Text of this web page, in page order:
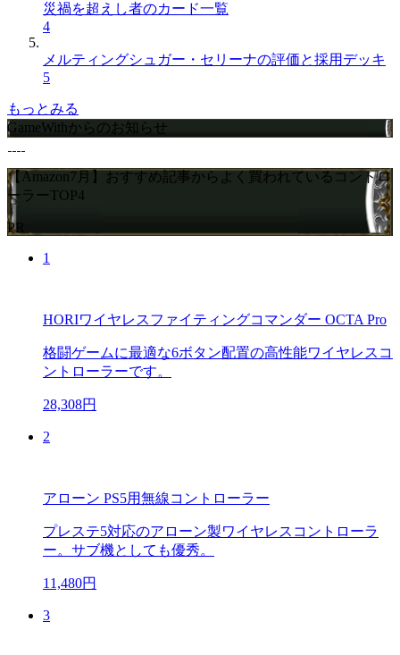
災禍を超えし者のカード一覧
4
メルティングシュガー・セリーナの評価と採用デッキ
5
もっとみる
GameWithからのお知らせ
【Amazon7月】おすすめ記事からよく買われているコントロ
ーラーTOP4
PR
1
HORIワイヤレスファイティングコマンダー OCTA Pro
格闘ゲームに最適な6ボタン配置の高性能ワイヤレスコ
ントローラーです。
28,308円
2
アローン PS5用無線コントローラー
プレステ5対応のアローン製ワイヤレスコントローラ
ー。サブ機としても優秀。
11,480円
3